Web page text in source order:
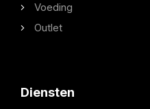
Voeding
Outlet
Diensten